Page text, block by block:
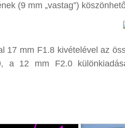
(9 mm „vastag”)
17 mm F1.8 kivételével az
a 12 mm F2.0